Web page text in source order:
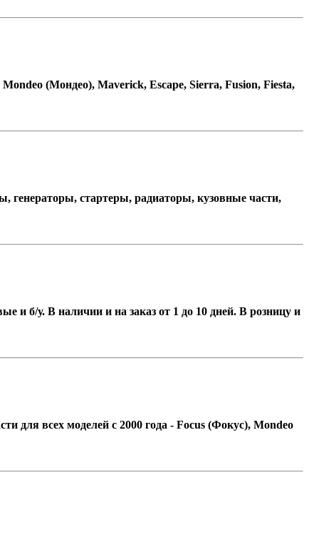
(Мондео), Maverick, Escape, Sierra, Fusion, Fiesta,
генераторы, стартеры, радиаторы, кузовные части,
и б/у. В наличии и на заказ от 1 до 10 дней. В розницу и
для всех моделей с 2000 года - Focus (Фокус), Mondeo